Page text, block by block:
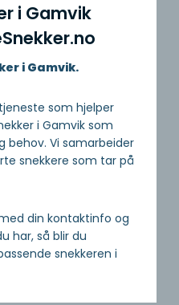
i Gamvik
i Gamvik.
som hjelper
i Gamvik som
behov. Vi samarbeider
snekkere som tar på
din kontaktinfo og
har, så blir du
snekkeren i